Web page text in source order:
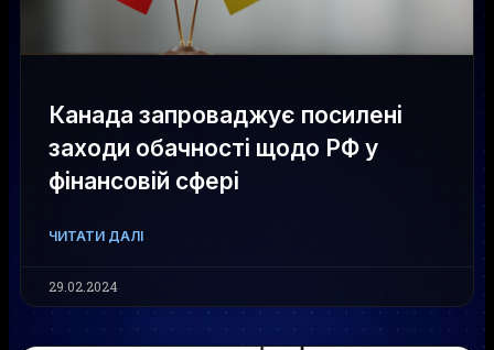
Канада запроваджує посилені
заходи обачності щодо РФ у
фінансовій сфері
ЧИТАТИ ДАЛІ
29.02.2024